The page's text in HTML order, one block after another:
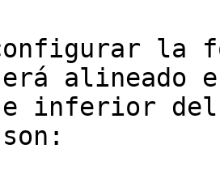
la
alineado
inferior del